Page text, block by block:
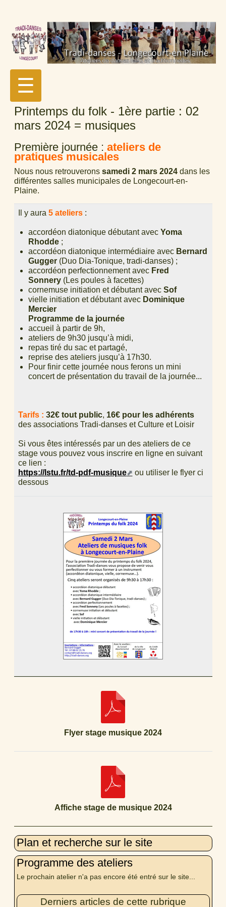
☰
Printemps du folk - 1ère partie : 02
mars 2024 = musiques
Première journée : ateliers de
pratiques musicales
Nous nous retrouverons samedi 2 mars 2024dans les
différentes salles municipales de Longecourt-en-
Plaine.
Il y aura 5 ateliers:
accordéon diatonique débutant avec Yoma
Rhodde;
accordéon diatonique intermédiaire avec Bernard
Gugger(Duo Dia-Tonique, tradi-danses) ;
accordéon perfectionnement avec Fred
Sonnery(Les poules à facettes)
cornemuse initiation et débutant avec Sof
vielle initiation et débutant avec Dominique
Mercier
Programme de la journée
accueil à partir de 9h,
ateliers de 9h30 jusqu’à midi,
repas tiré du sac et partagé,
reprise des ateliers jusqu’à 17h30.
Pour finir cette journée nous ferons un mini
concert de présentation du travail de la journée...
Tarifs : 32€ tout public, 16€ pour les adhérents
des associations Tradi-danses et Culture et Loisir
Si vous êtes intéressés par un des ateliers de ce
stage vous pouvez vous inscrire en ligne en suivant
ce lien :
https://lstu.fr/td-pdf-musique
ou utiliser le flyer ci
dessous
Flyer stage musique 2024
Affiche stage de musique 2024
Plan et recherche sur le site
Programme des ateliers
Le prochain atelier n'a pas encore été entré sur le site...
Derniers articles de cette rubrique